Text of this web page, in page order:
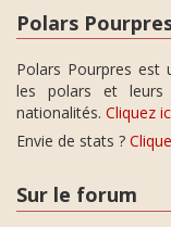
Polars
Polars Pourpres est
les polars et
nationalités. Cliquez
Envie de stats ?
Sur le forum